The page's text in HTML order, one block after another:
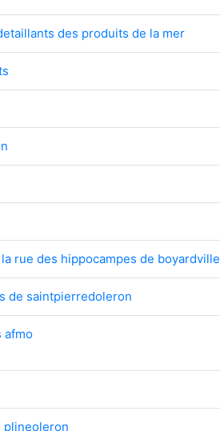
des produits de la mer
rue des hippocampes de boyardville
de saintpierredoleron
afmo
plineoleron